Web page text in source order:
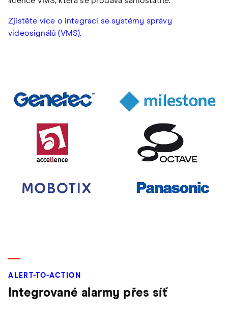
Zjistěte více o integraci se systémy správy
videosignálů (VMS).
ALERT-TO-ACTION
Integrované alarmy přes síť